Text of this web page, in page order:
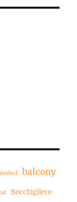
balcony
Bocchigliero